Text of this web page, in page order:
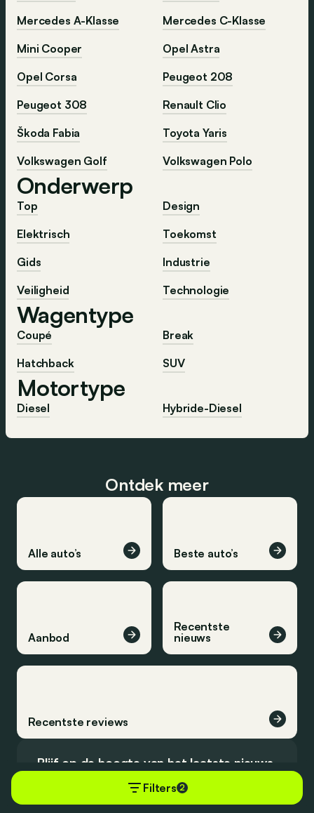
Filters 2
Mercedes A-Klasse
Mercedes C-Klasse
Mini Cooper
Opel Astra
Opel Corsa
Peugeot 208
Peugeot 308
Renault Clio
Škoda Fabia
Toyota Yaris
Volkswagen Golf
Volkswagen Polo
Onderwerp
Top
Design
Elektrisch
Toekomst
Gids
Industrie
Veiligheid
Technologie
Wagentype
Coupé
Break
Hatchback
SUV
Motortype
Diesel Hybride-Diesel
Ontdek meer
Alle auto’s Beste auto’s
Aanbod
Recentste
nieuws
Recentste reviews
Blijf op de hoogte van het laatste nieuws.